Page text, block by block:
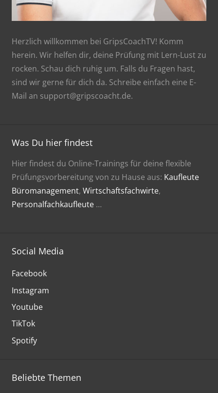
Herzlich willkommen bei GripsCoachTV! Komm
herein. Wir helfen dir, deine Prüfung mit Lern-Lust zu
rocken. Schau dich ruhig um. Falls du Fragen hast,
sind wir gerne für dich da. Schreibe einfach eine E-
Mail an support@gripscoacht.de.
Was Du hier findest
Hier findest du Online-Trainings für deine flexible
Prüfungsvorbereitung von zu Hause aus: Kaufleute
Büromanagement, Wirtschaftsfachwirte,
Personalfachkaufleute …
Social Media
Facebook
Instagram
Youtube
TikTok
Spotify
Beliebte Themen